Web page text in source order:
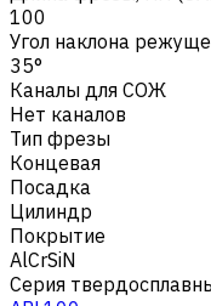
100
Угол наклона
35°
Каналы для СОЖ
Нет каналов
Тип фрезы
Концевая
Посадка
Цилиндр
Покрытие
AlCrSiN
Серия